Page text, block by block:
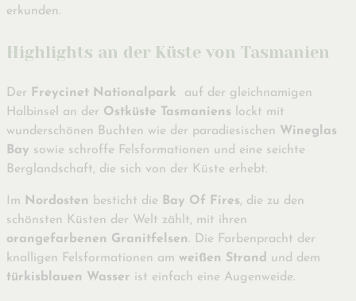
erkunden.
Highlights an der Küste von Tasmanien
Der Freycinet Nationalpark auf der gleichnamigen
Halbinsel an der Ostküste Tasmaniens lockt mit
wunderschönen Buchten wie der paradiesischen Wineglas
Bay sowie schroffe Felsformationen und eine seichte
Berglandschaft, die sich von der Küste erhebt.
Im Nordosten besticht die Bay Of Fires, die zu den
schönsten Küsten der Welt zählt, mit ihren
orangefarbenen Granitfelsen. Die Farbenpracht der
knalligen Felsformationen am weißen Strand und dem
türkisblauen Wasser ist einfach eine Augenweide.